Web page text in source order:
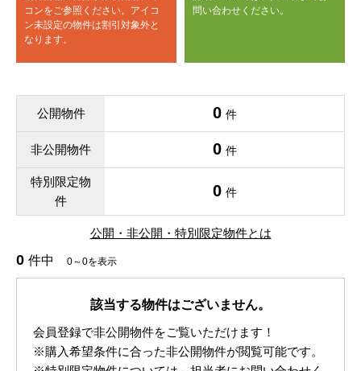
コンをご参照ください。 アイコ
ン未設定の物件は割引対象外と
なります。
問い合わせください。
公開物件 0 件
非公開物件 0 件
特別限定物
件
0 件
公開・非公開・特別限定物件とは
0 件中 0～0を表示
該当する物件はございません。
会員登録で非公開物件をご覧いただけます！
※購入希望条件に合った非公開物件が閲覧可能です。